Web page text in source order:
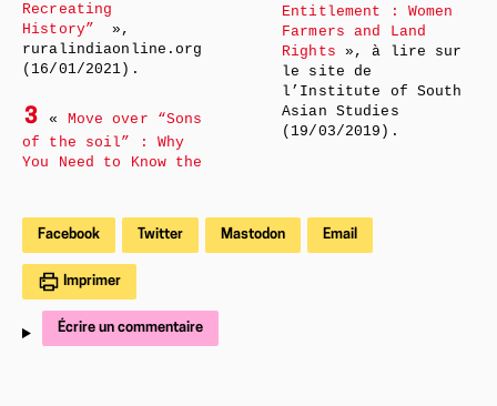
Recreating
History”
»,
ruralindiaonline.org
(16/01/2021).
3 « Move over “Sons
of the soil” : Why
You Need to Know the
Entitlement : Women
Farmers and Land
Rights », à lire sur
le site de
l’Institute of South
Asian Studies
(19/03/2019).
Facebook Twitter Mastodon Email
Imprimer
Écrire un commentaire